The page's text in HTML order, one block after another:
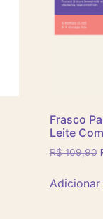
Frasco
Leite
R$109,90